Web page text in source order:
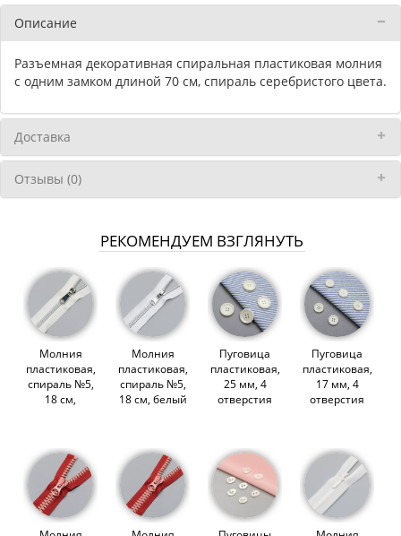
Описание
Разъемная декоративная спиральная пластиковая молния
с одним замком длиной 70 см, спираль серебристого цвета.
Доставка
Отзывы (0)
РЕКОМЕНДУЕМ ВЗГЛЯНУТЬ
Молния
пластиковая,
спираль №5,
18 см,
Молния
пластиковая,
спираль №5,
18 см, белый
Пуговица
пластиковая,
25 мм, 4
отверстия
Пуговица
пластиковая,
17 мм, 4
отверстия